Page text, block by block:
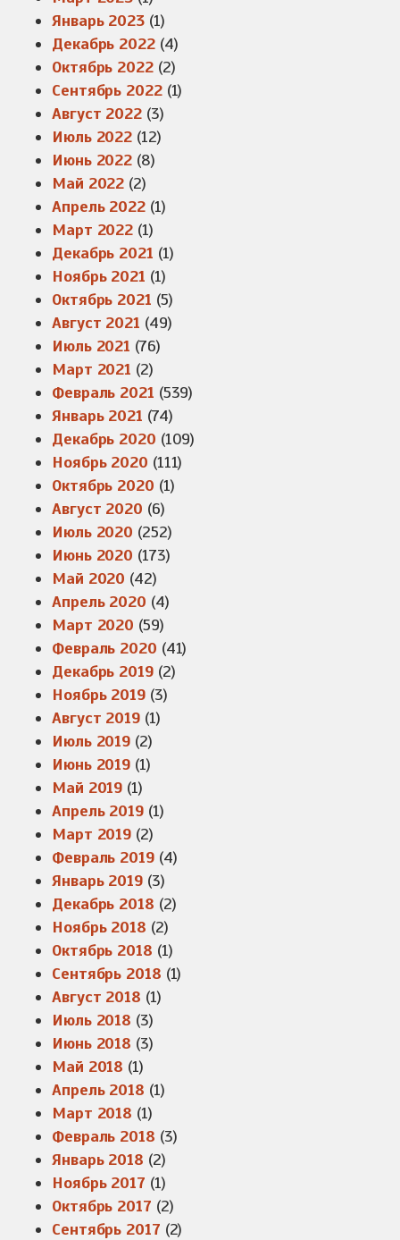
Январь 2023(1)
Декабрь 2022(4)
Октябрь 2022(2)
Сентябрь 2022(1)
Август 2022(3)
Июль 2022 (12)
Июнь 2022 (8)
Май 2022 (2)
Апрель 2022(1)
Март 2022 (1)
Декабрь 2021 (1)
Ноябрь 2021 (1)
Октябрь 2021 (5)
Август 2021 (49)
Июль 2021 (76)
Март 2021 (2)
Февраль 2021 (539)
Январь 2021 (74)
Декабрь 2020 (109)
Ноябрь 2020 (111)
Октябрь 2020 (1)
Август 2020 (6)
Июль 2020 (252)
Июнь 2020 (173)
Май 2020 (42)
Апрель 2020 (4)
Март 2020 (59)
Февраль 2020 (41)
Декабрь 2019(2)
Ноябрь 2019(3)
Август 2019(1)
Июль 2019 (2)
Июнь 2019 (1)
Май 2019 (1)
Апрель 2019(1)
Март 2019 (2)
Февраль 2019(4)
Январь 2019(3)
Декабрь 2018 (2)
Ноябрь 2018 (2)
Октябрь 2018 (1)
Сентябрь 2018 (1)
Август 2018 (1)
Июль 2018 (3)
Июнь 2018 (3)
Май 2018 (1)
Апрель 2018 (1)
Март 2018 (1)
Февраль 2018 (3)
Январь 2018 (2)
Ноябрь 2017 (1)
Октябрь 2017 (2)
Сентябрь 2017 (2)